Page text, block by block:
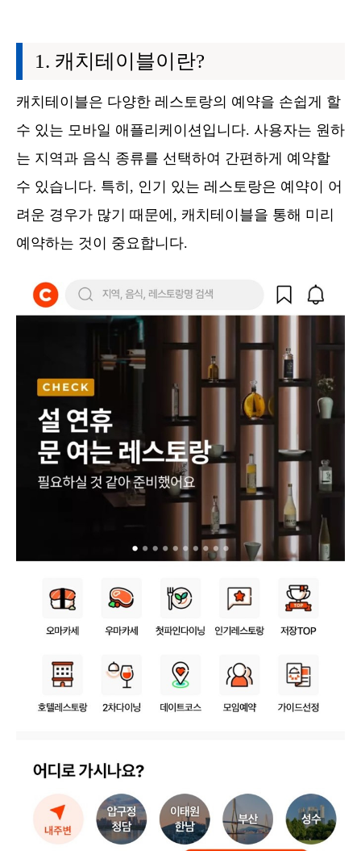
캐치테이블이란?
캐치테이블은 다양한 레스토랑의 예약을 손쉽게 할
수 있는 모바일 애플리케이션입니다. 사용자는 원하
는 지역과 음식 종류를 선택하여 간편하게 예약할
수 있습니다. 특히, 인기 있는 레스토랑은 예약이 어
려운 경우가 많기 때문에, 캐치테이블을 통해 미리
예약하는 것이 중요합니다.